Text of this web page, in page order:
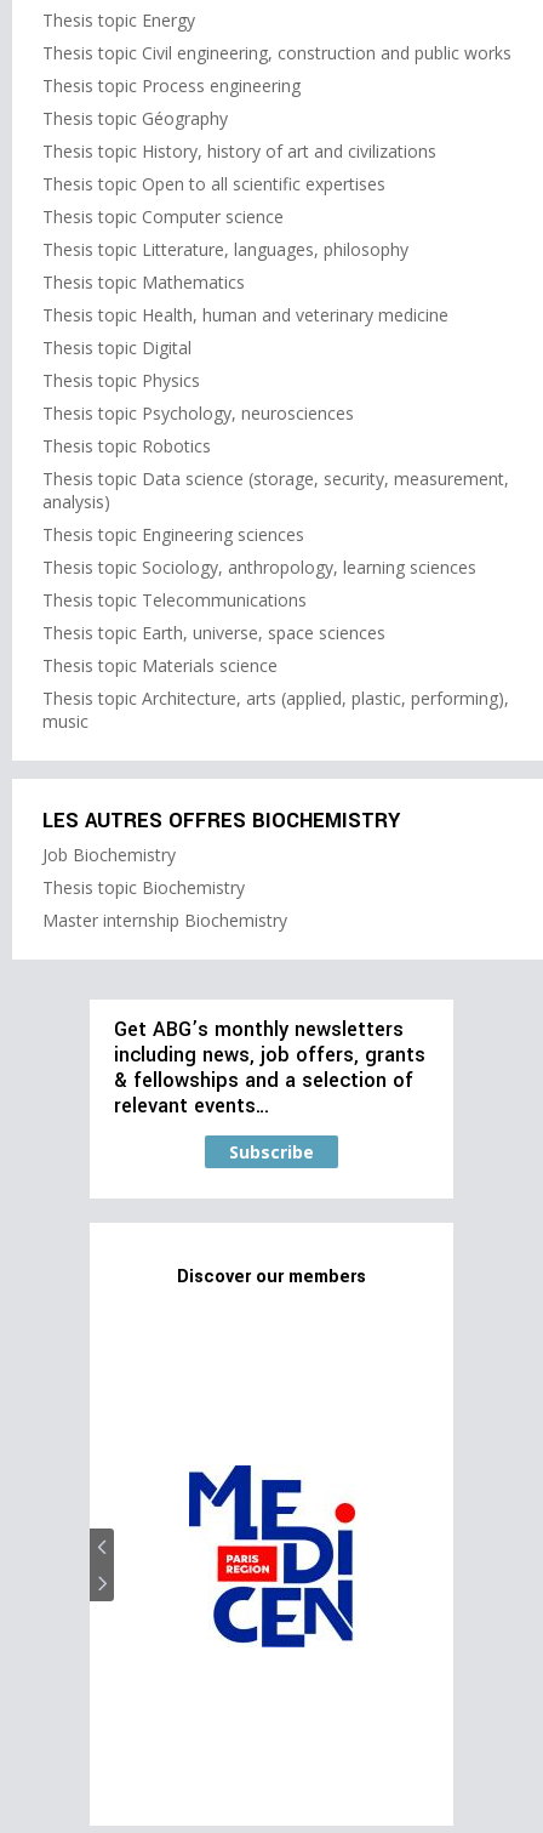
Thesis topic Energy
Thesis topic Civil engineering, construction and public works
Thesis topic Process engineering
Thesis topic Géography
Thesis topic History, history of art and civilizations
Thesis topic Open to all scientific expertises
Thesis topic Computer science
Thesis topic Litterature, languages, philosophy
Thesis topic Mathematics
Thesis topic Health, human and veterinary medicine
Thesis topic Digital
Thesis topic Physics
Thesis topic Psychology, neurosciences
Thesis topic Robotics
Thesis topic Data science (storage, security, measurement,
analysis)
Thesis topic Engineering sciences
Thesis topic Sociology, anthropology, learning sciences
Thesis topic Telecommunications
Thesis topic Earth, universe, space sciences
Thesis topic Materials science
Thesis topic Architecture, arts (applied, plastic, performing),
music
LES AUTRES OFFRES BIOCHEMISTRY
Job Biochemistry
Thesis topic Biochemistry
Master internship Biochemistry
Get ABG’s monthly newsletters
including news, job offers, grants
& fellowships and a selection of
relevant events…
Subscribe
Discover our members